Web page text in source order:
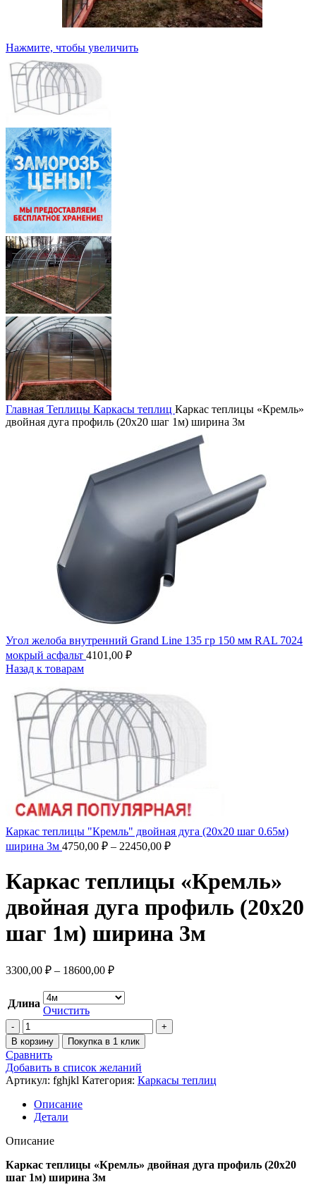
Нажмите, чтобы увеличить
Главная Теплицы Каркасы теплиц Каркас теплицы «Кремль»
двойная дуга профиль (20х20 шаг 1м) ширина 3м
Угол желоба внутренний Grand Line 135 гр 150 мм RAL 7024
мокрый асфальт 4101,00 ₽
Назад к товарам
Каркас теплицы "Кремль" двойная дуга (20х20 шаг 0.65м)
ширина 3м 4750,00 ₽ – 22450,00 ₽
Каркас теплицы «Кремль»
двойная дуга профиль (20х20
шаг 1м) ширина 3м
3300,00 ₽ – 18600,00 ₽
Длина
Очистить
В корзину Покупка в 1 клик
Сравнить
Добавить в список желаний
Артикул: fghjkl Категория: Каркасы теплиц
Описание
Детали
Описание
Каркас теплицы «Кремль» двойная дуга профиль (20х20
шаг 1м) ширина 3м